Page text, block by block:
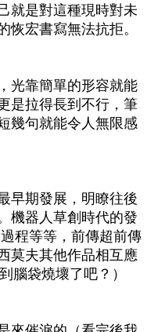
就是對這種現時對未
宏書寫無法抗拒。
光靠簡單的形容就能
是拉得長到不行，筆
幾句就能令人無限感
早期發展，明瞭往後
機器人草創時代的發
程等等，前傳超前傳
莫夫其他作品相互應
腦袋燒壞了吧？）